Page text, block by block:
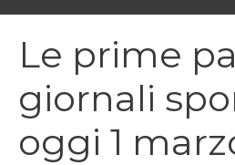
Le prime
giornali
oggi 1